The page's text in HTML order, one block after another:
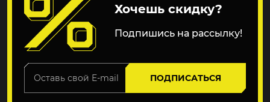
Хочешь скидку?
Подпишись на рассылку!
ПОДПИСАТЬСЯ